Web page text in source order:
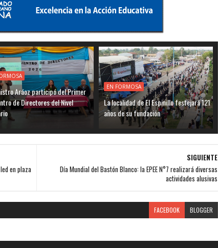
Aráoz participó del Primer
de Directores del Nivel
EN FORMOSA
La localidad de El Espinillo festejará 121
años de su fundación
SIGUIENTE
Día Mundial del Bastón Blanco: la EPEE N°7 realizará diversas
actividades alusivas
en plaza
FACEBOOK BLOGGER